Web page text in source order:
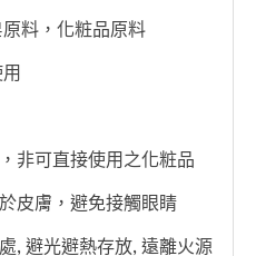
料，化粧品原料
非可直接使用之化粧品
皮膚，避免接觸眼睛
, 避光避熱存放, 遠離火源